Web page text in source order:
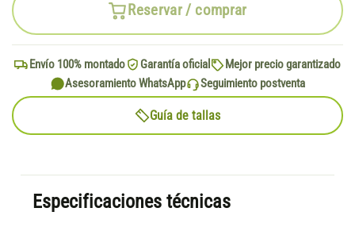
Reservar / comprar
Envío 100% montado Garantía oficial
Mejor precio garantizado
Asesoramiento WhatsApp
Seguimiento postventa
Guía de tallas
Especificaciones técnicas